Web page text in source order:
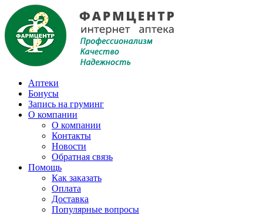
Аптеки
Бонусы
Запись на груминг
О компании
О компании
Контакты
Новости
Обратная связь
Помощь
Как заказать
Оплата
Доставка
Популярные вопросы